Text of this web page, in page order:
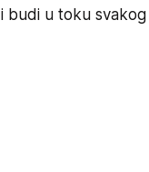
i budi u toku svakog